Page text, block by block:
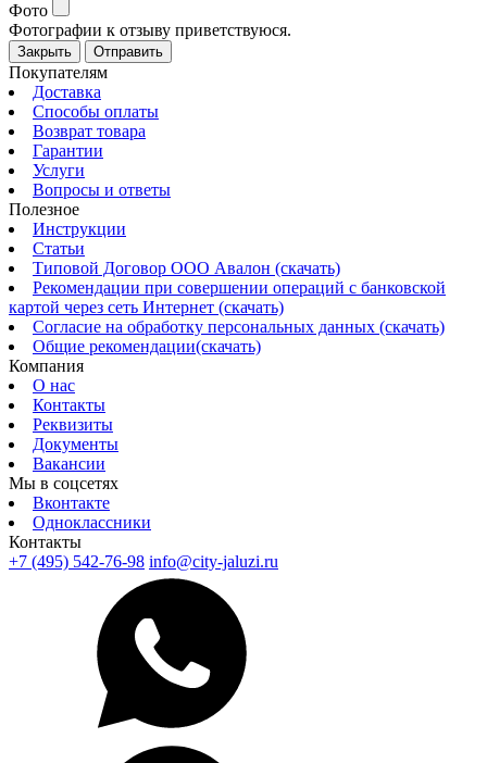
Фото
Фотографии к отзыву приветствуюся.
Закрыть Отправить
Покупателям
Доставка
Способы оплаты
Возврат товара
Гарантии
Услуги
Вопросы и ответы
Полезное
Инструкции
Статьи
Типовой Договор ООО Авалон (скачать)
Рекомендации при совершении операций с банковской
картой через сеть Интернет (скачать)
Согласие на обработку персональных данных (скачать)
Общие рекомендации(скачать)
Компания
О нас
Контакты
Реквизиты
Документы
Вакансии
Мы в соцсетях
Вконтакте
Одноклассники
Контакты
+7 (495) 542-76-98 info@city-jaluzi.ru